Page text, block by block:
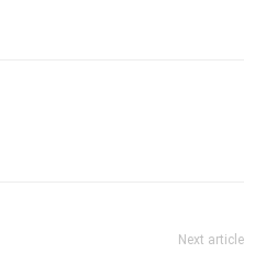
Next article